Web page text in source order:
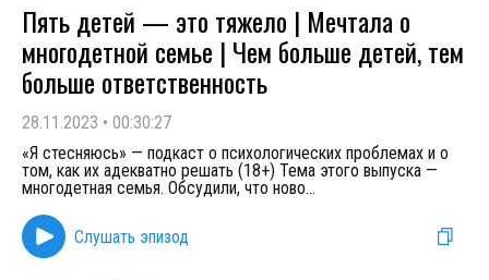
Пять детей — это тяжело | Мечтала о
многодетной семье | Чем больше детей, тем
больше ответственность
28.11.2023 • 00:30:27
«Я стесняюсь» — подкаст о психологических проблемах и о
том, как их адекватно решать (18+) Тема этого выпуска —
многодетная семья. Обсудили, что ново...
Слушать эпизод